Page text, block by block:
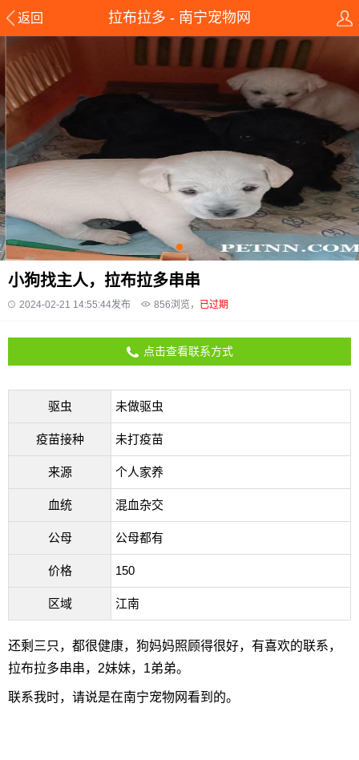
返回 拉布拉多 - 南宁宠物网
小狗找主人，拉布拉多串串
2024-02-21 14:55:44发布 856浏览， 已过期
点击查看联系方式
驱虫 未做驱虫
疫苗接种 未打疫苗
来源 个人家养
血统 混血杂交
公母 公母都有
价格 150
区域 江南
还剩三只，都很健康，狗妈妈照顾得很好，有喜欢的联系，
拉布拉多串串，2妹妹，1弟弟。
联系我时，请说是在南宁宠物网看到的。